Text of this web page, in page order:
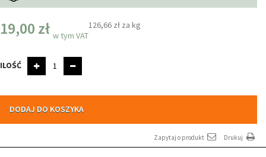
19,00 zł w tym VAT
126,66 zł za kg
ILOŚĆ
DODAJ DO KOSZYKA
Zapytaj o produkt Drukuj